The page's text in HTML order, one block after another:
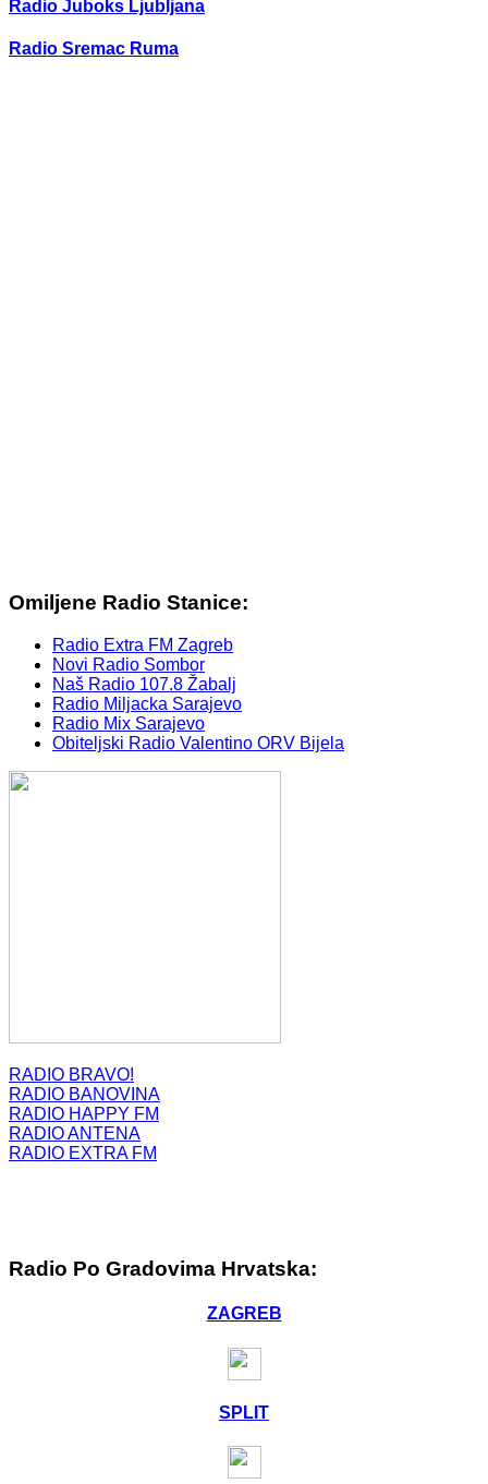
Radio Juboks Ljubljana
Radio Sremac Ruma
Omiljene Radio Stanice:
Radio Extra FM Zagreb
Novi Radio Sombor
Naš Radio 107.8 Žabalj
Radio Miljacka Sarajevo
Radio Mix Sarajevo
Obiteljski Radio Valentino ORV Bijela
RADIO BRAVO!
RADIO BANOVINA
RADIO HAPPY FM
RADIO ANTENA
RADIO EXTRA FM
Radio Po Gradovima Hrvatska:
ZAGREB
SPLIT